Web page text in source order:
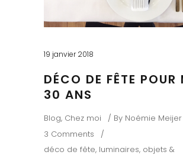
19 janvier 2018
DÉCO DE FÊTE POUR
30 ANS
Blog, Chez moi By Noémie Meijer
3 Comments
déco de fête, luminaires, objets &